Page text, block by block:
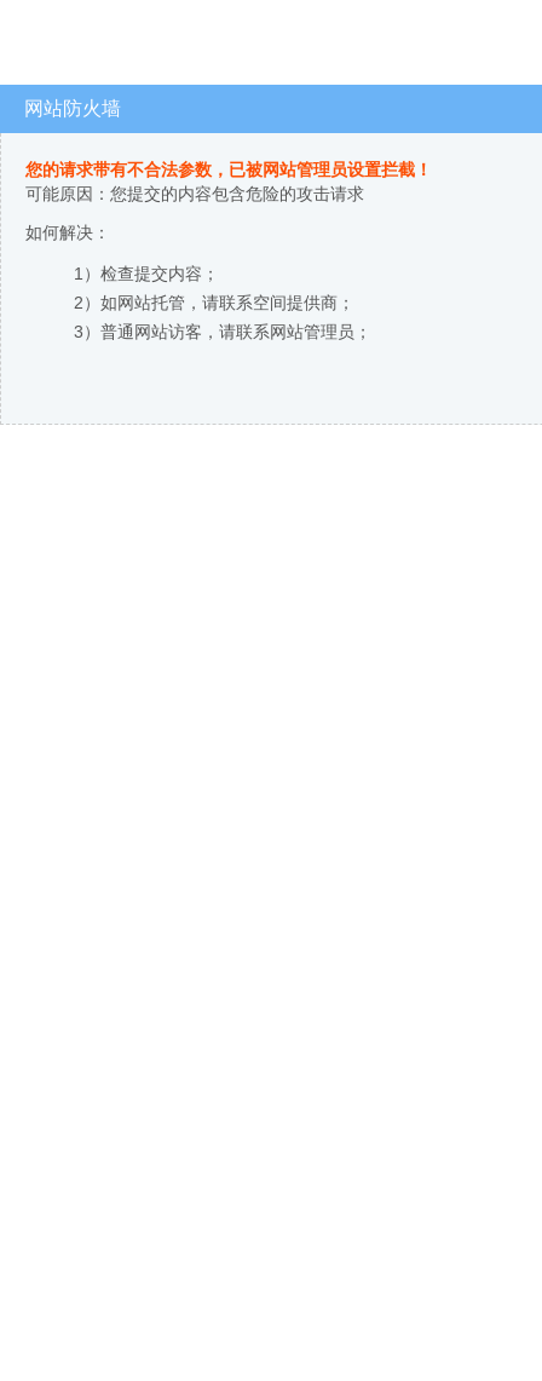
网站防火墙
您的请求带有不合法参数，已被网站管理员设置拦截！
可能原因：您提交的内容包含危险的攻击请求
如何解决：
1）检查提交内容；
2）如网站托管，请联系空间提供商；
3）普通网站访客，请联系网站管理员；